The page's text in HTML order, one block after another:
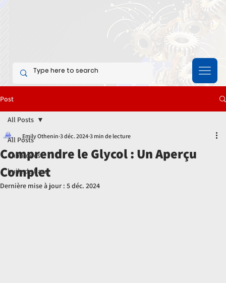
Post
All Posts
Chimiques
huile de base
All Posts
Comprendre le Glycol : Un Aperçu
Complet
Emily Othenin 3 déc. 2024 3 min de lecture
Dernière mise à jour : 5 déc. 2024